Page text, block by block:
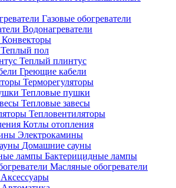
Газовые обогреватели
Водонагреватели
Конвекторы
Теплый пол
Теплый плинтус
Греющие кабели
Терморегуляторы
Тепловые пушки
Тепловые завесы
Тепловентиляторы
Котлы отопления
Электрокамины
Домашние сауны
Бактерицидные лампы
Масляные обогреватели
Аксессуары